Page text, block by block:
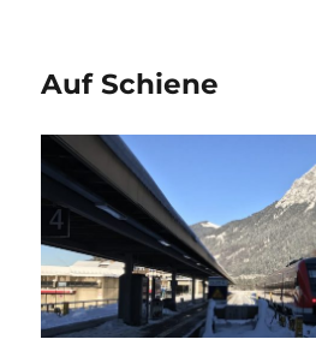
Auf Schiene